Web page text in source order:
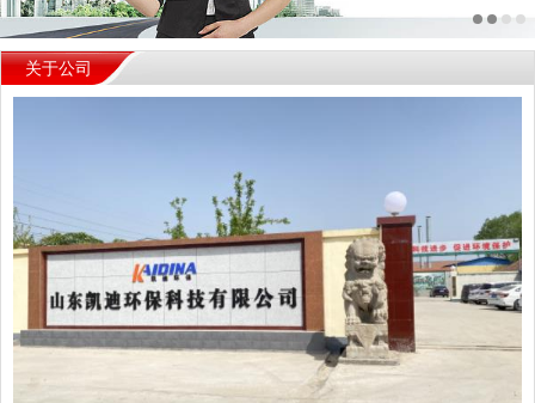
关于公司